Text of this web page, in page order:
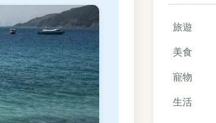
旅遊
美食
寵物
生活